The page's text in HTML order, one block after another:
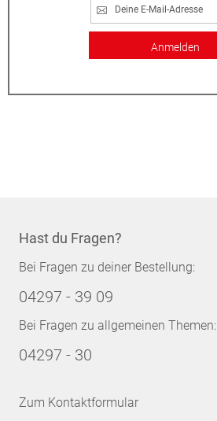
Anmelden
Hast du Fragen?
Bei Fragen zu deiner Bestellung:
04297 - 39 09
Bei Fragen zu allgemeinen Themen:
04297 - 30
Zum Kontaktformular